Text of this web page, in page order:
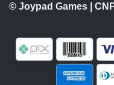
© Joypad Games |